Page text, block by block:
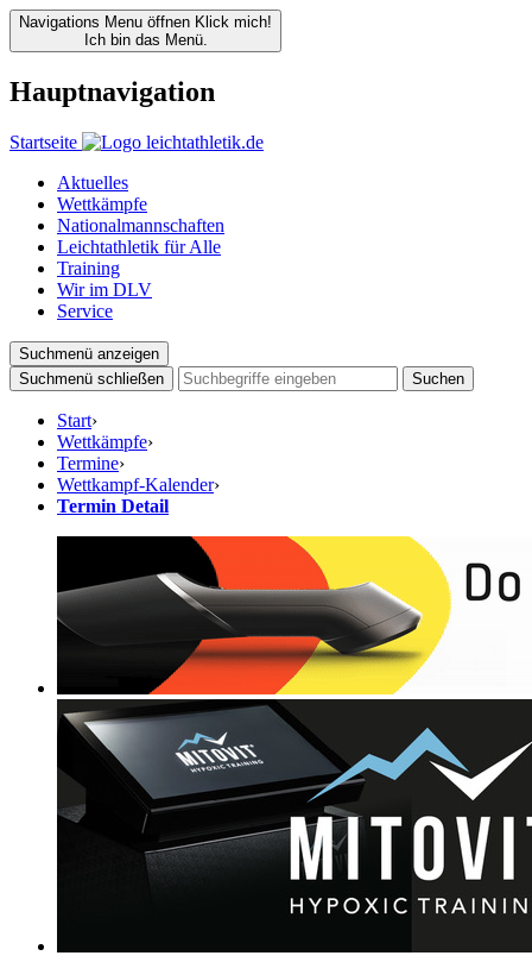
Navigations Menu öffnen Klick mich!
Ich bin das Menü.
Hauptnavigation
Startseite
Aktuelles
Wettkämpfe
Nationalmannschaften
Leichtathletik für Alle
Training
Wir im DLV
Service
Suchmenü anzeigen
Suchmenü schließen
Suchen
Start›
Wettkämpfe›
Termine›
Wettkampf-Kalender›
Termin Detail